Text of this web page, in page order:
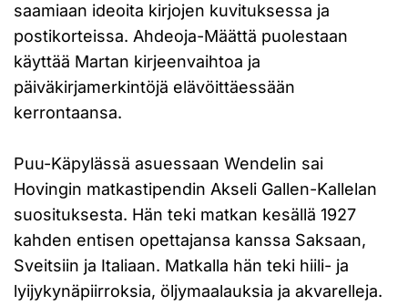
saamiaan ideoita kirjojen kuvituksessa ja
postikorteissa. Ahdeoja-Määttä puolestaan
käyttää Martan kirjeenvaihtoa ja
päiväkirjamerkintöjä elävöittäessään
kerrontaansa.
Puu-Käpylässä asuessaan Wendelin sai
Hovingin matkastipendin Akseli Gallen-Kallelan
suosituksesta. Hän teki matkan kesällä 1927
kahden entisen opettajansa kanssa Saksaan,
Sveitsiin ja Italiaan. Matkalla hän teki hiili- ja
lyijykynäpiirroksia, öljymaalauksia ja akvarelleja.